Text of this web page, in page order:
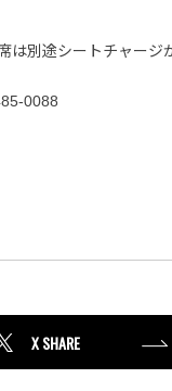
は別途シートチャージ
0088
X SHARE